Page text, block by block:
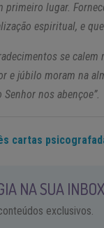
primeiro lugar.
espiritual, e
se
e júbilo moram na
nos abençoe”.
cartas
NA SUA
exclusivos.